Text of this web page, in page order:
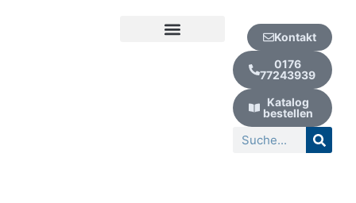
Suche
Kontakt
0176
77243939
Katalog
bestellen